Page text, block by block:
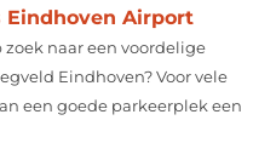
Eindhoven Airport
zoek naar een voordelige
Eindhoven? Voor vele
een goede parkeerplek een